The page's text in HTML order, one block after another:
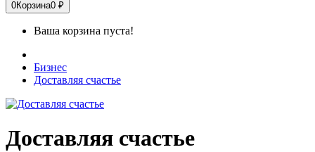
0Корзина0 ₽
Ваша корзина пуста!
Бизнес
Доставляя счастье
Доставляя счастье